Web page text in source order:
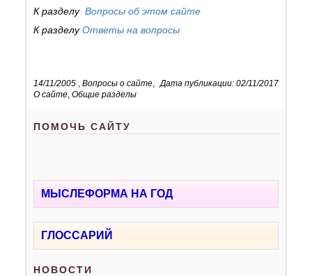
К разделу Вопросы об этом сайте
К разделуОтветы на вопросы
14/11/2005 Дата публикации: 02/11/2017
,Вопросы о сайте
О сайте ,Общие разделы
ПОМОЧЬ САЙТУ
МЫСЛЕФОРМА НА ГОД
ГЛОССАРИЙ
НОВОСТИ